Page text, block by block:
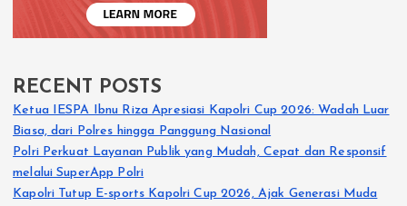
RECENT POSTS
Ketua IESPA Ibnu Riza Apresiasi Kapolri Cup 2026: Wadah Luar
Biasa, dari Polres hingga Panggung Nasional
Polri Perkuat Layanan Publik yang Mudah, Cepat dan Responsif
melalui SuperApp Polri
Kapolri Tutup E-sports Kapolri Cup 2026, Ajak Generasi Muda